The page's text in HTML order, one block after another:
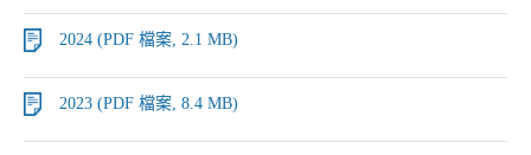
2024 (PDF 檔案, 2.1 MB)
2023 (PDF 檔案, 8.4 MB)